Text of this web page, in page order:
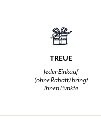
TREUE
Jeder Einkauf
(ohne Rabatt) bringt
Ihnen Punkte